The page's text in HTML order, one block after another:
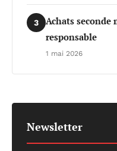
3
Achats seconde
responsable
1 mai 2026
Newsletter